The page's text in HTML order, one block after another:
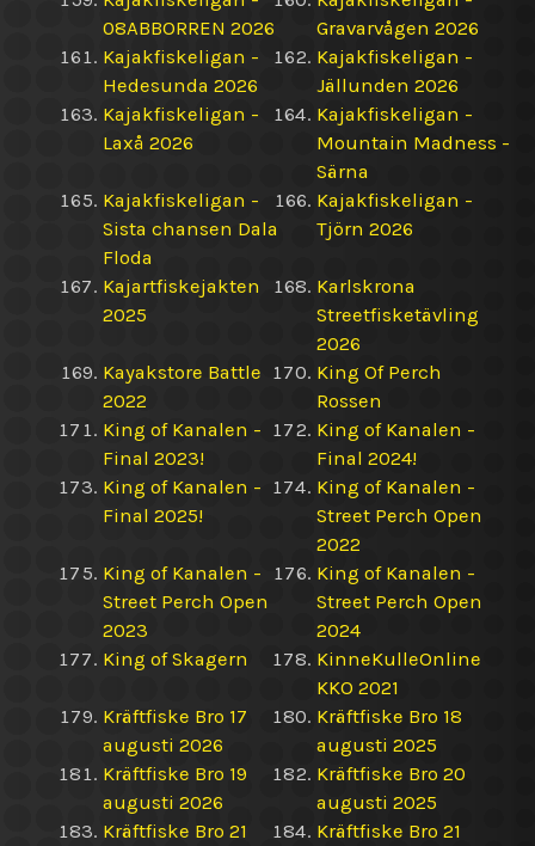
08ABBORREN 2026
Gravarvågen 2026
Kajakfiskeligan -
Hedesunda 2026
Kajakfiskeligan -
Jällunden 2026
Kajakfiskeligan -
Laxå 2026
Kajakfiskeligan -
Mountain Madness -
Särna
Kajakfiskeligan -
Sista chansen Dala
Floda
Kajakfiskeligan -
Tjörn 2026
Kajartfiskejakten
2025
Karlskrona
Streetfisketävling
2026
Kayakstore Battle
2022
King Of Perch
Rossen
King of Kanalen -
Final 2023!
King of Kanalen -
Final 2024!
King of Kanalen -
Final 2025!
King of Kanalen -
Street Perch Open
2022
King of Kanalen -
Street Perch Open
2023
King of Kanalen -
Street Perch Open
2024
King of Skagern
KinneKulleOnline
KKO 2021
Kräftfiske Bro 17
augusti 2026
Kräftfiske Bro 18
augusti 2025
Kräftfiske Bro 19
augusti 2026
Kräftfiske Bro 20
augusti 2025
Kräftfiske Bro 21
Kräftfiske Bro 21